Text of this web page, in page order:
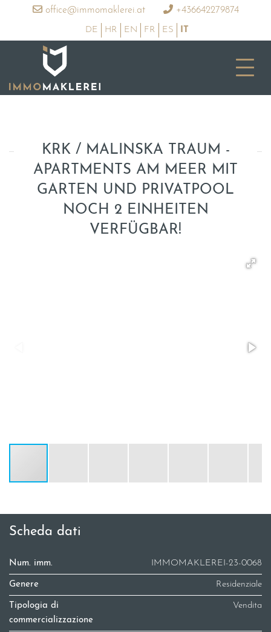
office@immomaklerei.at +436642279874
DE HR EN FR ES IT
KRK / MALINSKA TRAUM -
APARTMENTS AM MEER MIT
GARTEN UND PRIVATPOOL
NOCH 2 EINHEITEN
VERFÜGBAR!
Scheda dati
Num. imm. IMMOMAKLEREI-23-0068
Genere Residenziale
Tipologia di
commercializzazione
Vendita